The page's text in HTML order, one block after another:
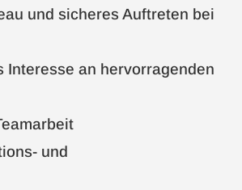
und sicheres Auftreten bei
Interesse an hervorragenden
und